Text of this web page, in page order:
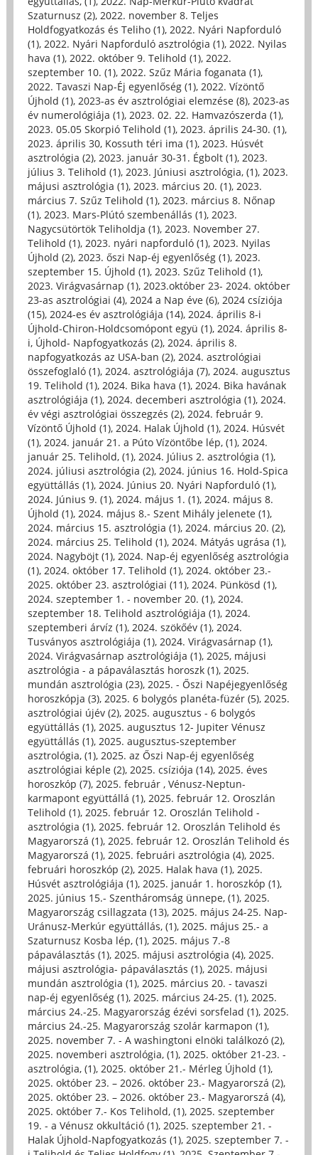
Szaturnusz (2), 2022. november 8. Teljes
Holdfogyatkozás és Teliho (1), 2022. Nyári Napforduló
(1), 2022. Nyári Napforduló asztrológia (1), 2022. Nyilas
hava (1), 2022. október 9. Telihold (1), 2022.
szeptember 10. (1), 2022. Szűz Mária foganata (1),
2022. Tavaszi Nap-Éj egyenlőség (1), 2022. Vízöntő
Újhold (1), 2023-as év asztrológiai elemzése (8), 2023-as
év numerológiája (1), 2023. 02. 22. Hamvazószerda (1),
2023. 05.05 Skorpió Telihold (1), 2023. április 24-30. (1),
2023. április 30, Kossuth téri ima (1), 2023. Húsvét
asztrológia (2), 2023. január 30-31. Égbolt (1), 2023.
július 3. Telihold (1), 2023. Júniusi asztrológia, (1), 2023.
májusi asztrológia (1), 2023. március 20. (1), 2023.
március 7. Szűz Telihold (1), 2023. március 8. Nőnap
(1), 2023. Mars-Plútó szembenállás (1), 2023.
Nagycsütörtök Teliholdja (1), 2023. November 27.
Telihold (1), 2023. nyári napforduló (1), 2023. Nyilas
Újhold (2), 2023. őszi Nap-éj egyenlőség (1), 2023.
szeptember 15. Újhold (1), 2023. Szűz Telihold (1),
2023. Virágvasárnap (1), 2023.október 23- 2024. október
23-as asztrológiai (4), 2024 a Nap éve (6), 2024 csíziója
(15), 2024-es év asztrológiája (14), 2024. április 8-i
Újhold-Chiron-Holdcsomópont együ (1), 2024. április 8-
i, Újhold- Napfogyatkozás (2), 2024. április 8.
napfogyatkozás az USA-ban (2), 2024. asztrológiai
összefoglaló (1), 2024. asztrológiája (7), 2024. augusztus
19. Telihold (1), 2024. Bika hava (1), 2024. Bika havának
asztrológiája (1), 2024. decemberi asztrológia (1), 2024.
év végi asztrológiai összegzés (2), 2024. február 9.
Vízöntő Újhold (1), 2024. Halak Újhold (1), 2024. Húsvét
(1), 2024. január 21. a Púto Vízöntőbe lép, (1), 2024.
január 25. Telihold, (1), 2024. Július 2. asztrológia (1),
2024. júliusi asztrológia (2), 2024. június 16. Hold-Spica
együttállás (1), 2024. Június 20. Nyári Napforduló (1),
2024. Június 9. (1), 2024. május 1. (1), 2024. május 8.
Újhold (1), 2024. május 8.- Szent Mihály jelenete (1),
2024. március 15. asztrológia (1), 2024. március 20. (2),
2024. március 25. Telihold (1), 2024. Mátyás ugrása (1),
2024. Nagyböjt (1), 2024. Nap-éj egyenlőség asztrológia
(1), 2024. október 17. Telihold (1), 2024. október 23.-
2025. október 23. asztrológiai (11), 2024. Pünkösd (1),
2024. szeptember 1. - november 20. (1), 2024.
szeptember 18. Telihold asztrológiája (1), 2024.
szeptemberi árvíz (1), 2024. szökőév (1), 2024.
Tusványos asztrológiája (1), 2024. Virágvasárnap (1),
2024. Virágvasárnap asztrológiája (1), 2025, májusi
asztrológia - a pápaválasztás horoszk (1), 2025.
mundán asztrológia (23), 2025. - Őszi Napéjegyenlőség
horoszkópja (3), 2025. 6 bolygós planéta-füzér (5), 2025.
asztrológiai újév (2), 2025. augusztus - 6 bolygós
együttállás (1), 2025. augusztus 12- Jupiter Vénusz
együttállás (1), 2025. augusztus-szeptember
asztrológia, (1), 2025. az Őszi Nap-éj egyenlőség
asztrológiai képle (2), 2025. csíziója (14), 2025. éves
horoszkóp (7), 2025. február , Vénusz-Neptun-
karmapont együttállá (1), 2025. február 12. Oroszlán
Telihold (1), 2025. február 12. Oroszlán Telihold -
asztrológia (1), 2025. február 12. Oroszlán Telihold és
Magyarorszá (1), 2025. február 12. Oroszlán Telihold és
Magyarorszá (1), 2025. februári asztrológia (4), 2025.
februári horoszkóp (2), 2025. Halak hava (1), 2025.
Húsvét asztrológiája (1), 2025. január 1. horoszkóp (1),
2025. június 15.- Szentháromság ünnepe, (1), 2025.
Magyarország csillagzata (13), 2025. május 24-25. Nap-
Uránusz-Merkúr együttállás, (1), 2025. május 25.- a
Szaturnusz Kosba lép, (1), 2025. május 7.-8
pápaválasztás (1), 2025. májusi asztrológia (4), 2025.
májusi asztrológia- pápaválasztás (1), 2025. májusi
mundán asztrológia (1), 2025. március 20. - tavaszi
nap-éj egyenlőség (1), 2025. március 24-25. (1), 2025.
március 24.-25. Magyarország ézévi sorsfelad (1), 2025.
március 24.-25. Magyarország szolár karmapon (1),
2025. november 7. - A washingtoni elnöki találkozó (2),
2025. novemberi asztrológia, (1), 2025. október 21-23. -
asztrológia, (1), 2025. október 21.- Mérleg Újhold (1),
2025. október 23. – 2026. október 23.- Magyarorszá (2),
2025. október 23. – 2026. október 23.- Magyarorszá (4),
2025. október 7.- Kos Telihold, (1), 2025. szeptember
19. - a Vénusz okkultáció (1), 2025. szeptember 21. -
Halak Újhold-Napfogyatkozás (1), 2025. szeptember 7. -